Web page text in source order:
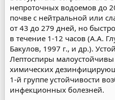
непроточных водоемов до
почве с нейтральной или
от 43 до 279 дней, но
в течение 1-12 часов (А.А.
Бакулов, 1997 г., и др.).
Лептоспиры
химических
1-й группе устойчивости
инфекционных болезней.